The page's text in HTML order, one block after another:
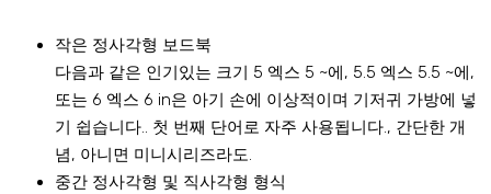
작은 정사각형 보드북
다음과 같은 인기있는 크기 5 엑스 5 ~에, 5.5 엑스 5.5 ~에,
또는 6 엑스 6 in은 아기 손에 이상적이며 기저귀 가방에 넣
기 쉽습니다.. 첫 번째 단어로 자주 사용됩니다., 간단한 개
념, 아니면 미니시리즈라도.
중간 정사각형 및 직사각형 형식